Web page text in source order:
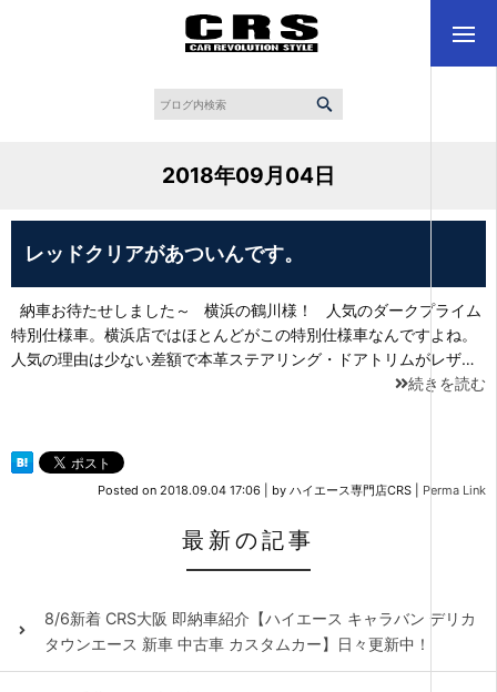
2018年09月04日
レッドクリアがあついんです。
納車お待たせしました～ 横浜の鶴川様！ 人気のダークプライム
特別仕様車。横浜店ではほとんどがこの特別仕様車なんですよね。
人気の理由は少ない差額で本革ステアリング・ドアトリムがレザ…
続きを読む
Posted on 2018.09.04 17:06 by ハイエース専門店CRS Perma Link
最新の記事
8/6新着 CRS大阪 即納車紹介【ハイエース キャラバン デリカ
タウンエース 新車 中古車 カスタムカー】日々更新中！